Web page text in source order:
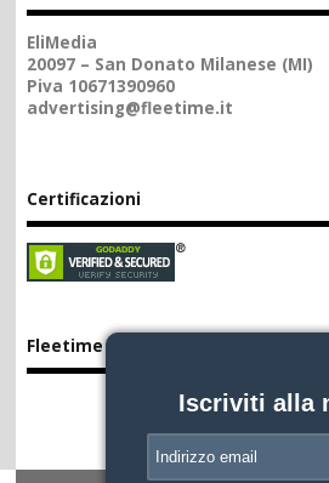
Iscriviti alla
EliMedia
20097 – San Donato Milanese (MI)
Piva 10671390960
advertising@fleetime.it
Certificazioni
Fleetime App